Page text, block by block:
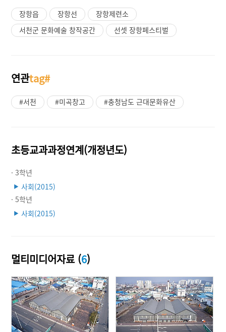
장항읍 장항선
장항제련소
서천군 문화예술 창작공간
선셋 장항페스티벌
연관tag#
#서천 #미곡창고 #충청남도 근대문화유산
초등교과과정연계(개정년도)
· 3학년
▶ 사회(2015)
· 5학년
▶ 사회(2015)
멀티미디어자료 (6)